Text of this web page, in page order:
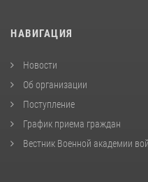
НАВИГАЦИЯ
Новости
Об организации
Поступление
График приема граждан
Вестник Военной академии